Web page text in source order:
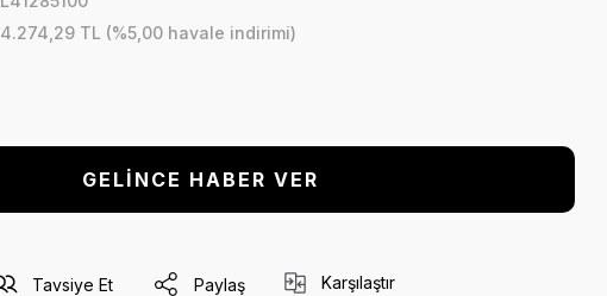
4.274,29 TL (%5,00 havale indirimi)
GELİNCE HABER VER
Tavsiye Et Paylaş Karşılaştır